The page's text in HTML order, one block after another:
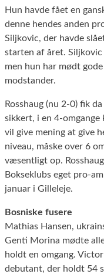
Hun havde fået en
denne hendes anden
Siljkovic, der havde
starten af året.
men hun har mødt
modstander.
Rosshaug (nu 2-0) fik
sikkert, i en 4-
vil give mening at give
niveau, måske over 6
væsentligt op.
Bokseklubs eget pro-
januar i Gilleleje.
Bosniske fusere
Mathias Hansen,
Genti Morina mødte
holdt en omgang.
debutant, der holdt 54